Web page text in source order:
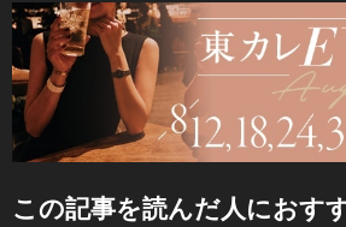
この記事を読んだ人におす